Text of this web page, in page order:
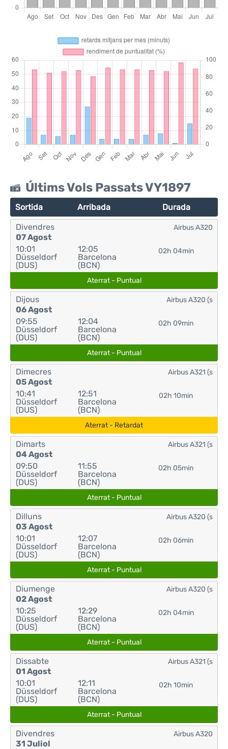
Últims Vols Passats VY1897
Sortida Arribada Durada
Divendres
07 Agost
10:01
Düsseldorf
(DUS)
12:05
Barcelona
(BCN)
02h 04min
Airbus A320
Aterrat - Puntual
Dijous
06 Agost
09:55
Düsseldorf
(DUS)
12:04
Barcelona
(BCN)
02h 09min
Airbus A320 (s
Aterrat - Puntual
Dimecres
05 Agost
10:41
Düsseldorf
(DUS)
12:51
Barcelona
(BCN)
02h 10min
Airbus A321 (s
Aterrat - Retardat
Dimarts
04 Agost
09:50
Düsseldorf
(DUS)
11:55
Barcelona
(BCN)
02h 05min
Airbus A321 (s
Aterrat - Puntual
Dilluns
03 Agost
10:01
Düsseldorf
(DUS)
12:07
Barcelona
(BCN)
02h 06min
Airbus A320 (s
Aterrat - Puntual
Diumenge
02 Agost
10:25
Düsseldorf
(DUS)
12:29
Barcelona
(BCN)
02h 04min
Airbus A320 (s
Aterrat - Puntual
Dissabte
01 Agost
10:01
Düsseldorf
(DUS)
12:11
Barcelona
(BCN)
02h 10min
Airbus A321 (s
Aterrat - Puntual
Divendres
31 Juliol
Airbus A320